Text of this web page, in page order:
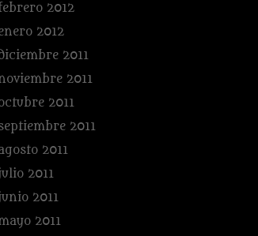
2012
2012
2011
2011
2011
2011
2011
2011
2011
2011